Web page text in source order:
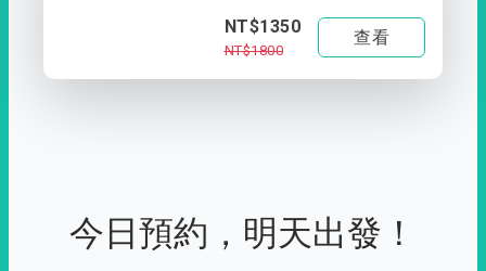
NT$1350
NT$1800
查看
今日預約，明天出發！